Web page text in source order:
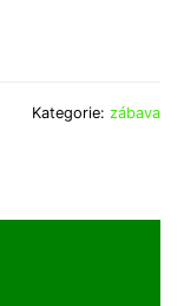
Kategorie: zábava